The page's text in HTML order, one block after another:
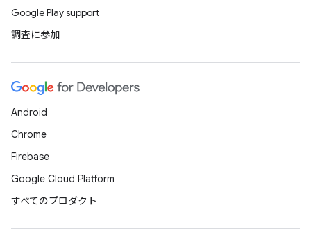
Google Play support
調査に参加
Android
Chrome
Firebase
Google Cloud Platform
すべてのプロダクト